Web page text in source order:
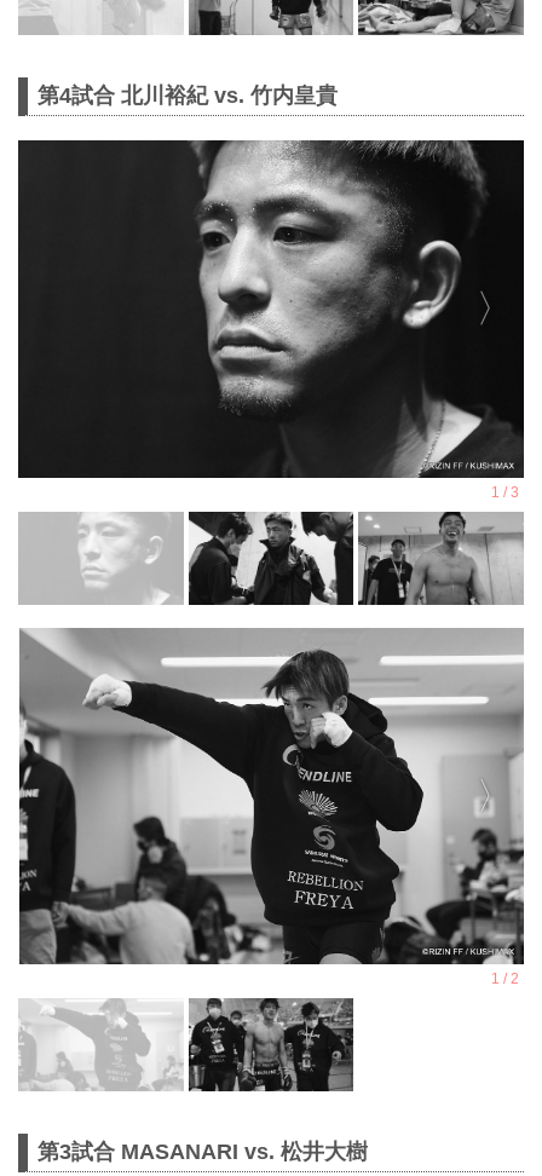
第4試合 北川裕紀 vs. 竹内皇貴
第3試合 MASANARI vs. 松井大樹